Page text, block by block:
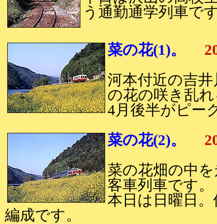
う通勤通学列車で
菜の花(1)。
河本付近の吉
の花の咲き乱
4月後半がピー
菜の花(2)。
菜の花畑の中
客車列車です。
本日は日曜日
編成です。